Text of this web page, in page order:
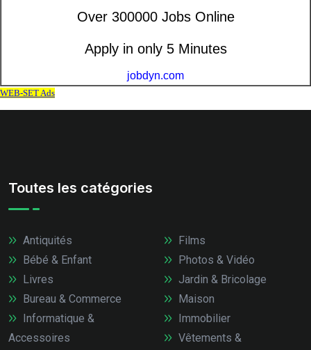
Toutes les catégories
Antiquités
Bébé & Enfant
Livres
Bureau & Commerce
Informatique &
Accessoires
Films
Photos & Vidéo
Jardin & Bricolage
Maison
Immobilier
Vêtements &